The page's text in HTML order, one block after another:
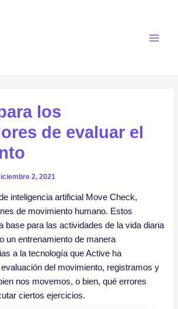
los
de evaluar el
2, 2021
inteligencia artificial Move Check,
de movimiento humano. Estos
base para las actividades de la vida diaria
un entrenamiento de manera
a la tecnología que Active ha
del movimiento, registramos y
nos movemos, o bien, qué errores
ciertos ejercicios.